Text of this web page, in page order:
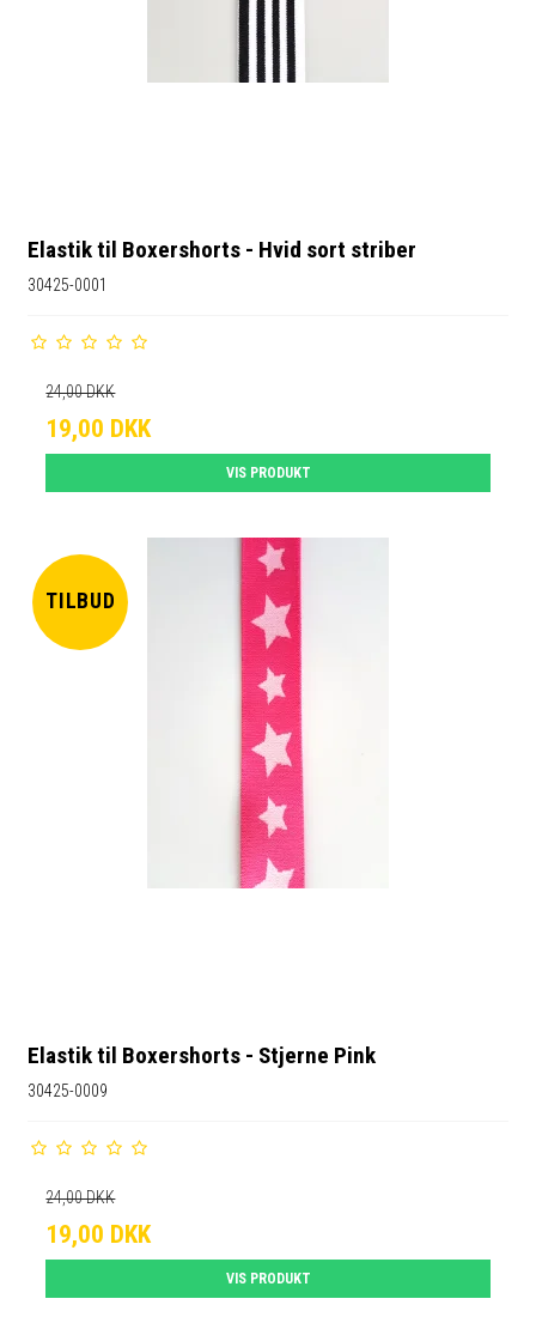
Elastik til Boxershorts - Hvid sort striber
30425-0001
24,00 DKK
19,00 DKK
VIS PRODUKT
TILBUD
Elastik til Boxershorts - Stjerne Pink
30425-0009
24,00 DKK
19,00 DKK
VIS PRODUKT